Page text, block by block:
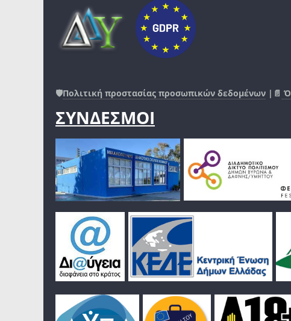
🛡️Πολιτική προστασίας προσωπικών δεδομένων |📄
ΣΥΝΔΕΣΜΟΙ